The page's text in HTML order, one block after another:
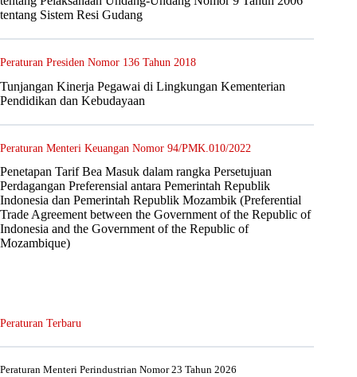
tentang Sistem Resi Gudang
Peraturan Presiden Nomor 136 Tahun 2018
Tunjangan Kinerja Pegawai di Lingkungan Kementerian
Pendidikan dan Kebudayaan
Peraturan Menteri Keuangan Nomor 94/PMK.010/2022
Penetapan Tarif Bea Masuk dalam rangka Persetujuan
Perdagangan Preferensial antara Pemerintah Republik
Indonesia dan Pemerintah Republik Mozambik (Preferential
Trade Agreement between the Government of the Republic of
Indonesia and the Government of the Republic of
Mozambique)
Peraturan Terbaru
Peraturan Menteri Perindustrian Nomor 23 Tahun 2026